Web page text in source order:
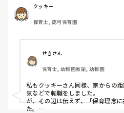
私自身、園の雰囲気とか園の規模
正直なところ、家から通いやすい
ところに重きを置いています
皆さんは、志望動機をどのよう
音はどうですか？
クッキー
保育士, 認可保育園
せきさん
保育士, 幼稚園教諭, 幼稚園
私もクッキーさん同様、家からの
気などで転職をしました。
が、その辺は伝えず、「保育理念
た。